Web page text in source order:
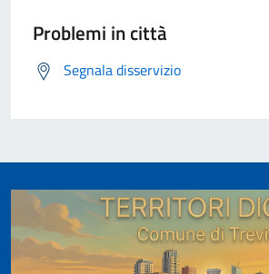
Problemi in città
Segnala disservizio